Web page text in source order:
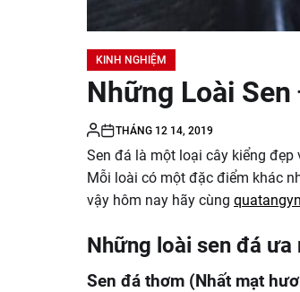
KINH NGHIỆM
Những Loài
THÁNG 12 14, 2019
Sen đá là một loại cây kiểng
Mỗi loài có một đặc điểm khác
vậy hôm nay hãy cùng
Những loài sen đá ưa
Sen đá thơm (Nhất mạt